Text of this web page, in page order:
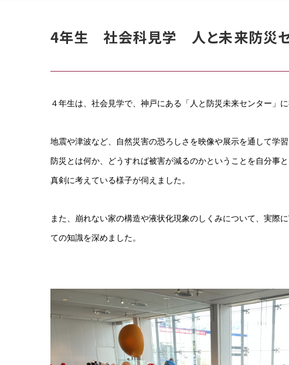
4年生 社会科見学 人と未来防災
４年生は、社会見学で、神戸にある「人と防災未来センター」に
地震や津波など、自然災害の恐ろしさを映像や展示を通して学習
防災とは何か、どうすれば被害が減るのかということを自分事と
真剣に考えている様子が伺えました。
また、崩れない家の構造や液状化現象のしくみについて、実際
ての知識を深めました。